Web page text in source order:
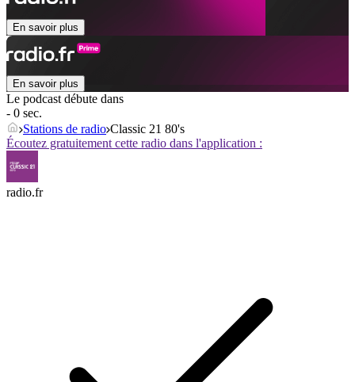
En savoir plus
En savoir plus
Le podcast débute dans
- 0 sec.
Stations de radio Classic 21 80's
Écoutez gratuitement cette radio dans l'application :
radio.fr